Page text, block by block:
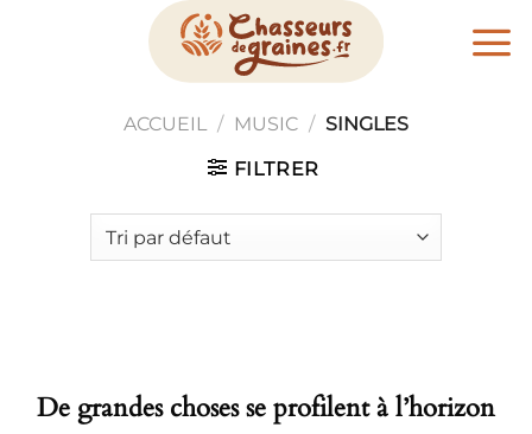
ACCUEIL / MUSIC / SINGLES
FILTRER
De grandes choses se profilent à l’horizon